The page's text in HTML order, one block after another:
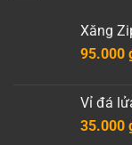
Xăng
95.000
Vỉ đá
35.000